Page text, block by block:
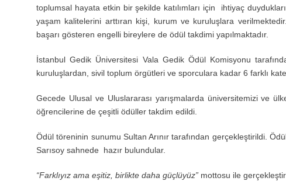
toplumsal hayata etkin bir şekilde katılımları için ihtiyaç
yaşam kalitelerini arttıran kişi, kurum ve kuruluşlara
başarı gösteren engelli bireylere de ödül takdimi yapılmaktadır.
İstanbul Gedik Üniversitesi Vala Gedik Ödül Komisyonu
kuruluşlardan, sivil toplum örgütleri ve sporculara kadar 6 farklı
Gecede Ulusal ve Uluslararası yarışmalarda üniversitemizi ve
öğrencilerine de çeşitli ödüller takdim edildi.
Ödül töreninin sunumu Sultan Arınır tarafından gerçekleştirildi.
Sarısoy sahnede hazır bulundular.
“Farklıyız ama eşitiz, birlikte daha güçlüyüz” mottosu ile